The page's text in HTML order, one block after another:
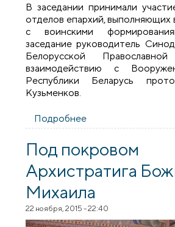
В заседании принимали
отделов епархий, выполняющих
с воинскими
заседание руководитель
Белорусской
взаимодействию с
Республики Беларусь
Кузьменков.
Подробнее
Гродненской
Синодального
взаимодействию с
Силами
Под покровом
Архистратига
Михаила
22 ноября, 2015 - 22:40